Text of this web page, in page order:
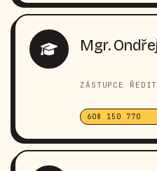
Mgr.
ZÁSTUPCE
608 150 770